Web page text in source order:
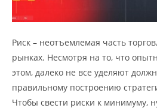
Риск – неотъемлемая часть
рынках. Несмотря на то, что
этом, далеко не все уделяют
правильному построению
Чтобы свести риски к минимуму,